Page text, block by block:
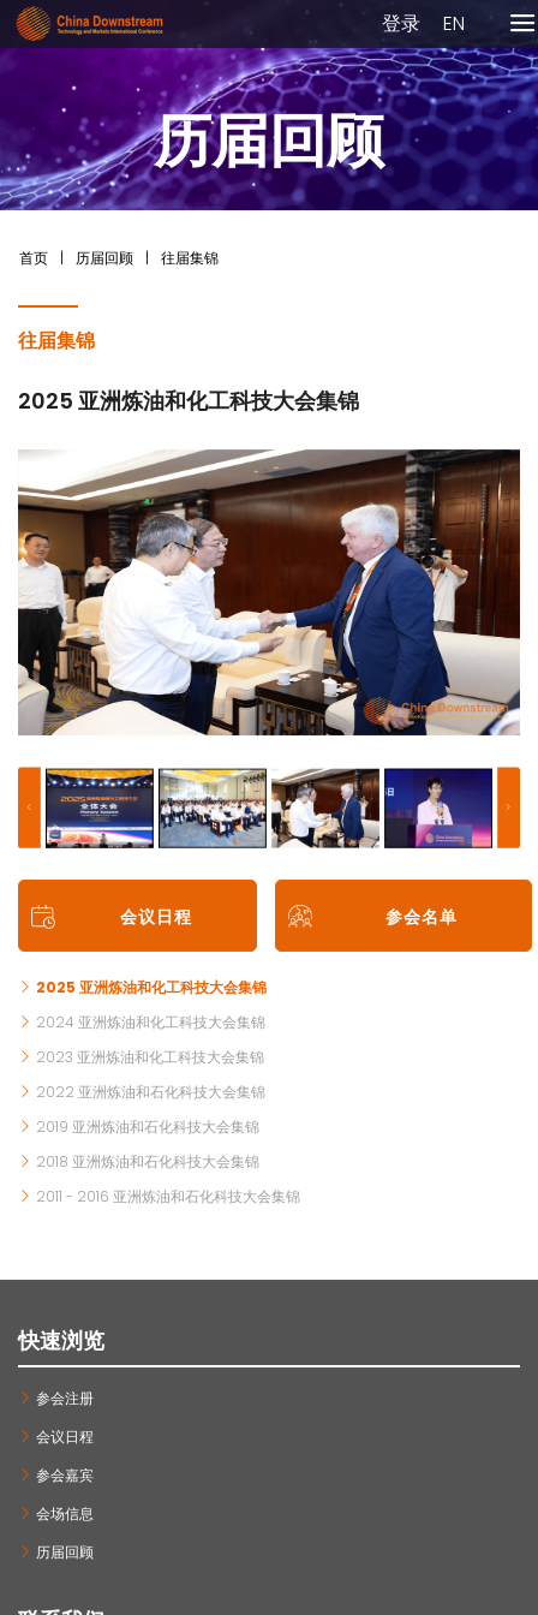
登录 EN
历届回顾
首页 | 历届回顾 | 往届集锦
往届集锦
2025 亚洲炼油和化工科技大会集锦
会议日程 参会名单
2025 亚洲炼油和化工科技大会集锦
2024 亚洲炼油和化工科技大会集锦
2023 亚洲炼油和化工科技大会集锦
2022 亚洲炼油和石化科技大会集锦
2019 亚洲炼油和石化科技大会集锦
2018 亚洲炼油和石化科技大会集锦
2011 - 2016 亚洲炼油和石化科技大会集锦
快速浏览
参会注册
会议日程
参会嘉宾
会场信息
历届回顾